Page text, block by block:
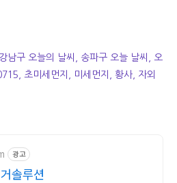
남구 오늘의 날씨, 송파구 오늘 날씨, 오
초미세먼지, 미세먼지, 황사, 자외
광고
솔루션